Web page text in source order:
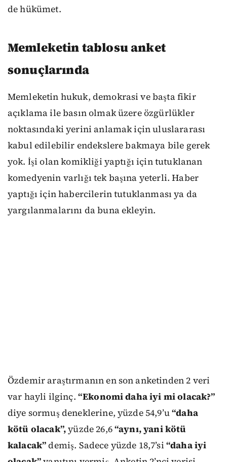
de hükümet.
Memleketin tablosu anket
sonuçlarında
Memleketin hukuk, demokrasi ve başta fikir
açıklama ile basın olmak üzere özgürlükler
noktasındaki yerini anlamak için uluslararası
kabul edilebilir endekslere bakmaya bile gerek
yok. İşi olan komikliği yaptığı için tutuklanan
komedyenin varlığı tek başına yeterli. Haber
yaptığı için habercilerin tutuklanması ya da
yargılanmalarını da buna ekleyin.
Özdemir araştırmanın en son anketinden 2 veri
var hayli ilginç. “Ekonomi daha iyi mi olacak?”
diye sormuş deneklerine, yüzde 54,9’u“daha
kötü olacak”,yüzde 26,6“aynı, yani kötü
kalacak”demiş. Sadece yüzde 18,7’si “daha iyi